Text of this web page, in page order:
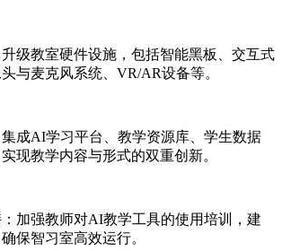
级教室硬件设施，包括智能黑板、交互式
与麦克风系统、VR/AR设备等。
成AI学习平台、教学资源库、学生数据
现教学内容与形式的双重创新。
加强教师对AI教学工具的使用培训，建
保智习室高效运行。